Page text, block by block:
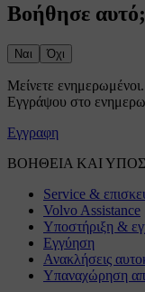
Βοήθησε αυτό;
Ναι Όχι